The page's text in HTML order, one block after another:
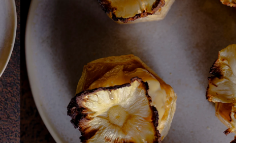
AGENDA DE CURSOS